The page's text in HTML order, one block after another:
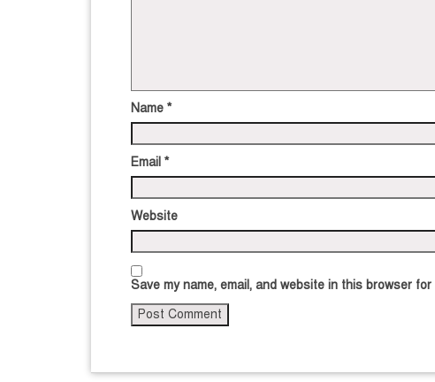
Name *
Email *
Website
Save my name, email, and website in this browser